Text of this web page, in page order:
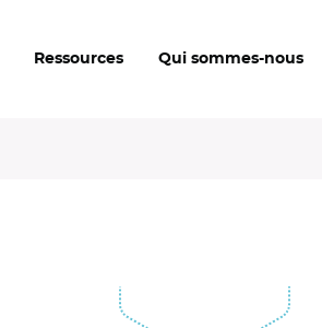
Ressources Qui sommes-nous